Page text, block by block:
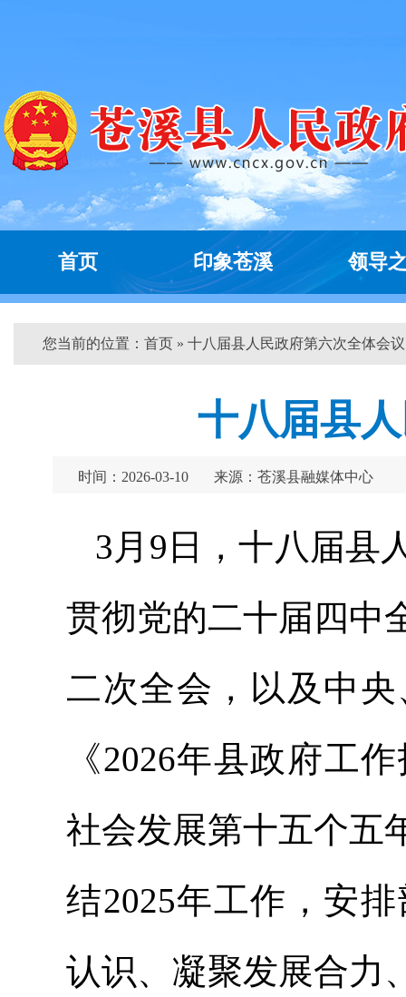
首页 印象苍溪 领导
您当前的位置： 首页 » 十八届县人民政府第六次全体会
十八届县
时间：2026-03-10 来源：苍溪县融媒体中心
3月9日，十八届县
贯彻党的二十届四中
二次全会，以及中
《2026年县政府工
社会发展第十五个五
结2025年工作，安
认识、凝聚发展合力